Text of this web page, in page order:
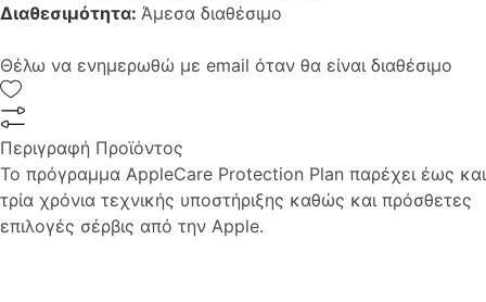
Διαθεσιμότητα: Άμεσα διαθέσιμο
Θέλω να ενημερωθώ με email όταν θα είναι διαθέσιμο
Περιγραφή Προϊόντος
Το πρόγραμμα AppleCare Protection Plan παρέχει έως και
τρία χρόνια τεχνικής υποστήριξης καθώς και πρόσθετες
επιλογές σέρβις από την Apple.